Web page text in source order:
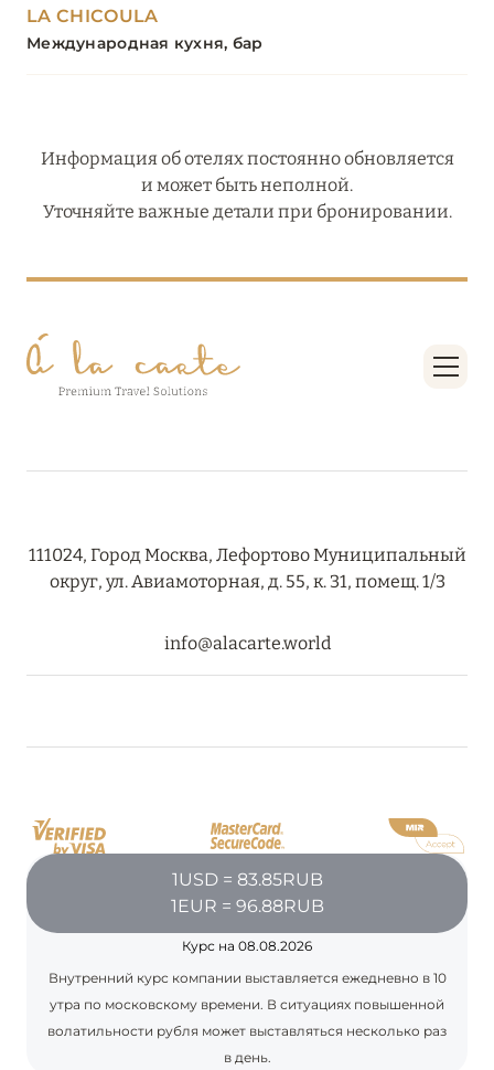
LA CHICOULA
Международная кухня, бар
Информация об отелях постоянно обновляется
и может быть неполной.
Уточняйте важные детали при бронировании.
111024, Город Москва, Лефортово Муниципальный
округ, ул. Авиамоторная, д. 55, к. 31, помещ. 1/3
info@alacarte.world
1USD = 83.85RUB
1EUR = 96.88RUB
Курс на 08.08.2026
Внутренний курс компании выставляется ежедневно в 10
утра по московскому времени. В ситуациях повышенной
волатильности рубля может выставляться несколько раз
в день.